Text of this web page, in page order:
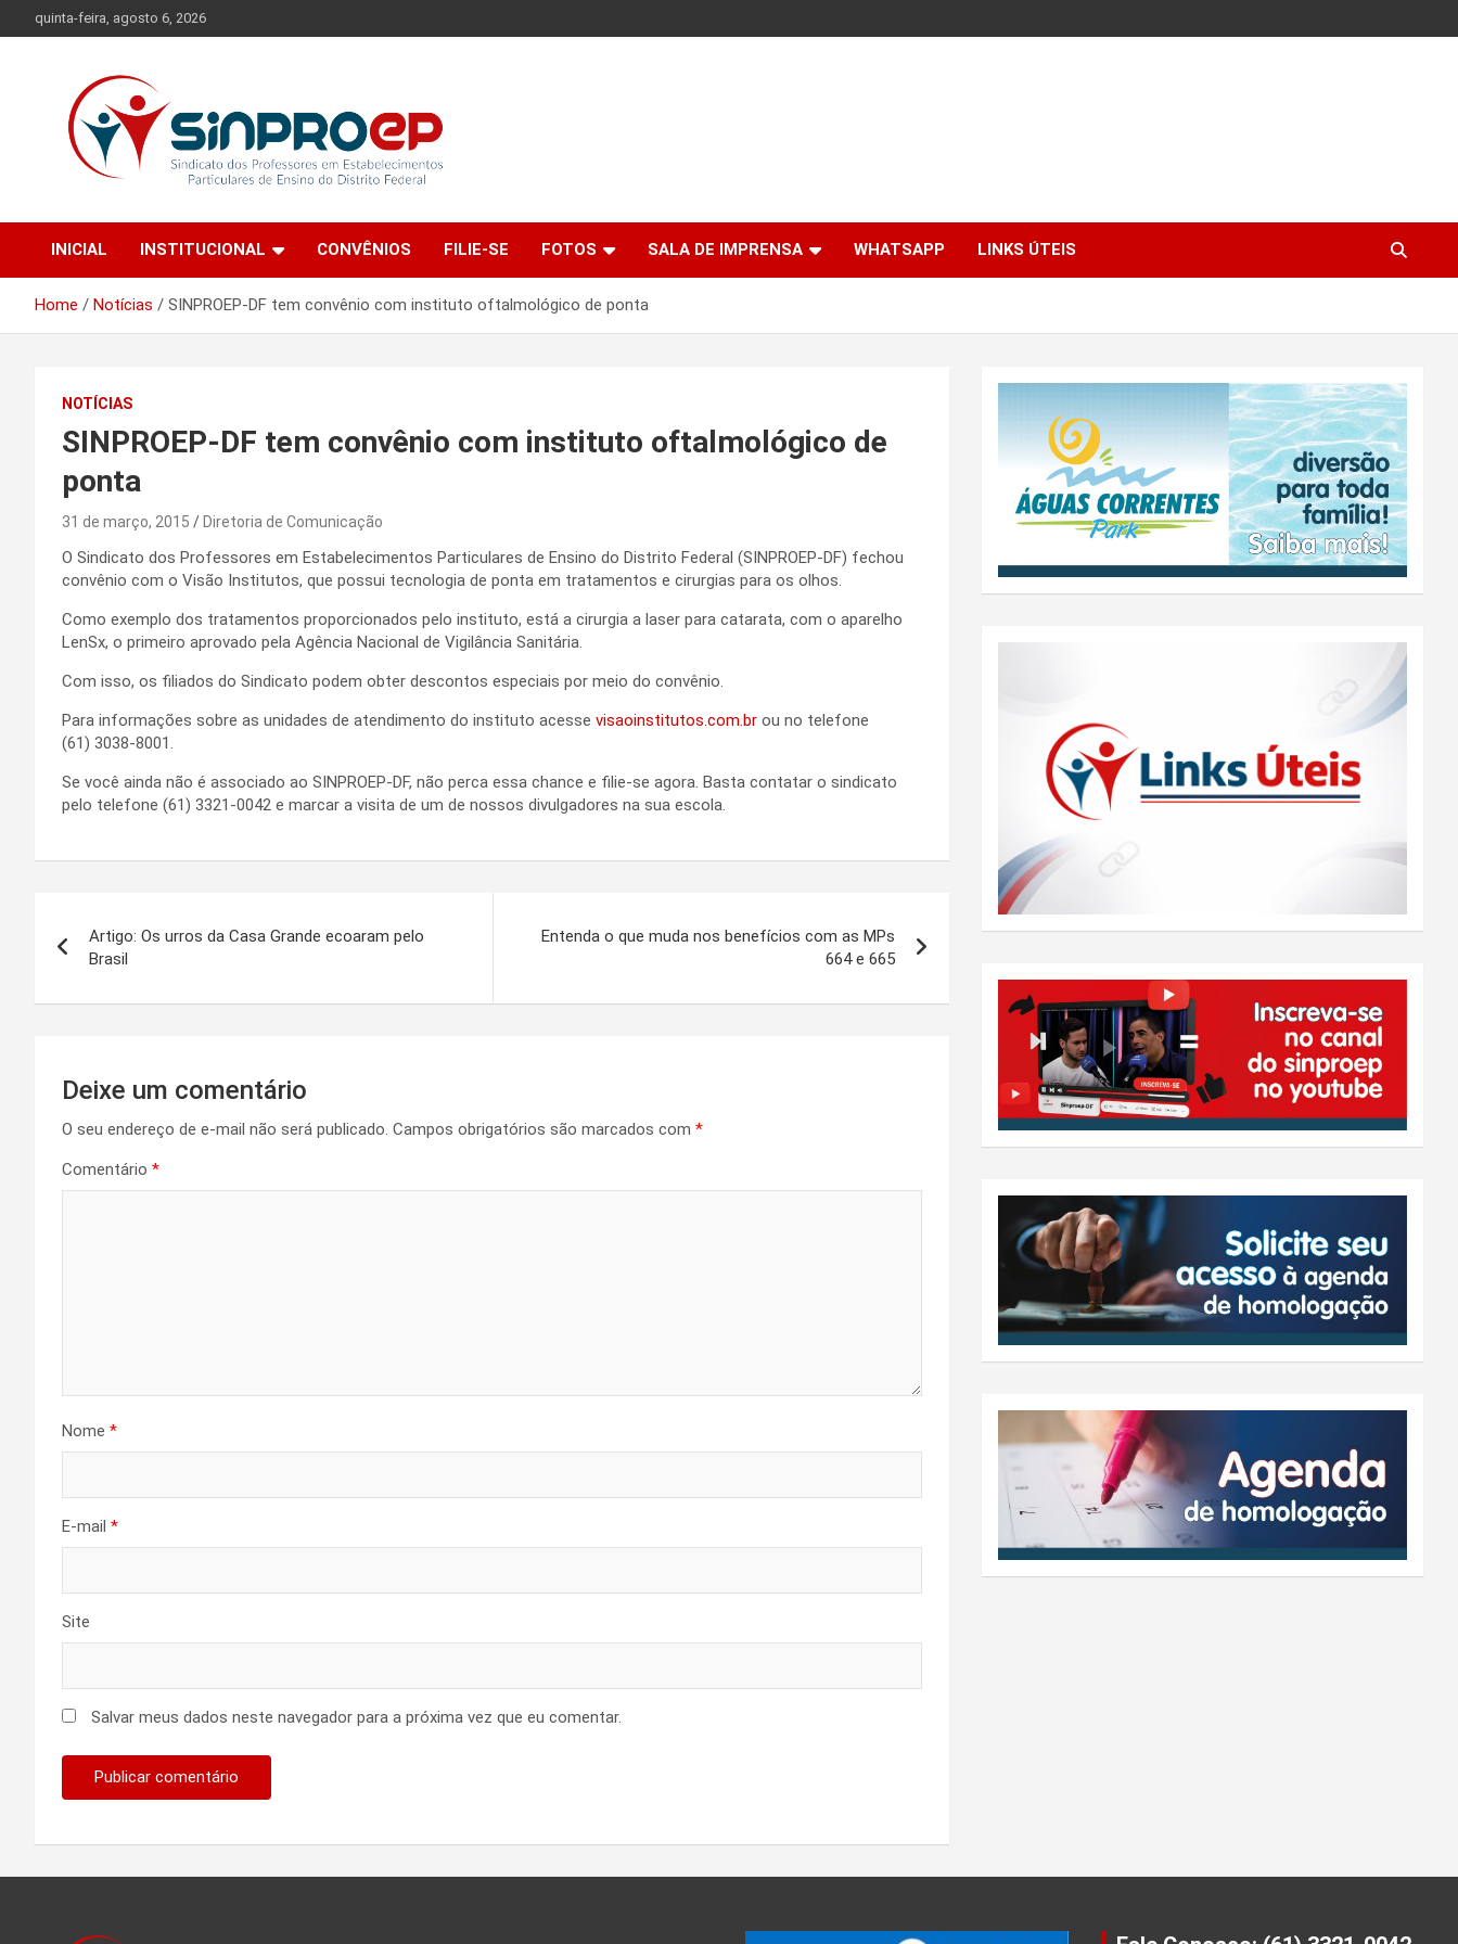
to
quinta-feira, agosto 6, 2026
Sinproep-DF
de Ensino do Distrito Federal
INICIAL
INSTITUCIONAL CONVÊNIOS FILIE-SE FOTOS SALA DE IMPRENSA WHATSAPP LINKS ÚTEIS
Home Notícias SINPROEP-DF tem convênio com instituto oftalmológico de ponta
NOTÍCIAS
SINPROEP-DF tem convênio com instituto oftalmológico de
ponta
31 de março, 2015 Diretoria de Comunicação
O Sindicato dos Professores em Estabelecimentos Particulares de Ensino do Distrito Federal (SINPROEP-DF) fechou
convênio com o Visão Institutos, que possui tecnologia de ponta em tratamentos e cirurgias para os olhos.
Como exemplo dos tratamentos proporcionados pelo instituto, está a cirurgia a laser para catarata, com o aparelho
LenSx, o primeiro aprovado pela Agência Nacional de Vigilância Sanitária.
Com isso, os filiados do Sindicato podem obter descontos especiais por meio do convênio.
Para informações sobre as unidades de atendimento do instituto acesse visaoinstitutos.com.br ou no telefone
(61) 3038-8001.
Se você ainda não é associado ao SINPROEP-DF, não perca essa chance e filie-se agora. Basta contatar o sindicato
pelo telefone (61) 3321-0042 e marcar a visita de um de nossos divulgadores na sua escola.
de
Post
Artigo: Os urros da Casa Grande ecoaram pelo
Brasil
Entenda o que muda nos benefícios com as MPs
664 e 665
Deixe um comentário
O seu endereço de e-mail não será publicado. Campos obrigatórios são marcados com *
Comentário *
Nome *
E-mail *
Site
Salvar meus dados neste navegador para a próxima vez que eu comentar.